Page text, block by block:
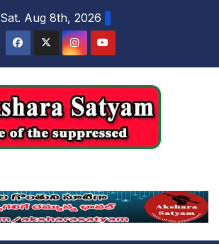
Sat. Aug 8th, 2026